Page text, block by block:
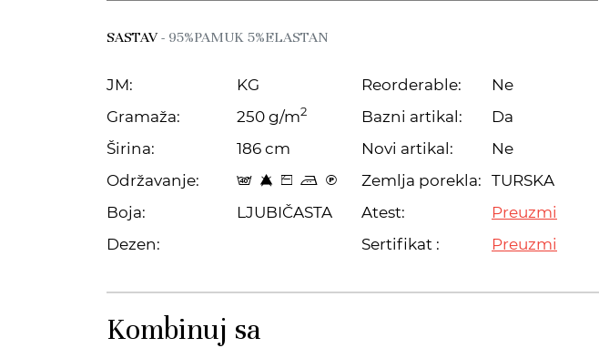
SASTAV- 95%PAMUK 5%ELASTAN
JM:
KG
Gramaža:
250 g/m2
Širina:
186 cm
Održavanje:
t 8 Z p C
Boja:
LJUBIČASTA
Dezen:
Reorderable:
Ne
Bazni artikal:
Da
Novi artikal:
Ne
Zemlja porekla: TURSKA
Atest:
Preuzmi
Sertifikat :
Preuzmi
Kombinuj sa